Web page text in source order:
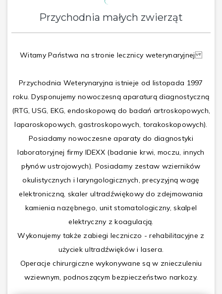
Przychodnia małych zwierząt
Witamy Państwa na stronie lecznicy weterynaryjnej
Przychodnia Weterynaryjna istnieje od listopada 1997
roku. Dysponujemy nowoczesną aparaturą diagnostyczną
(RTG, USG, EKG, endoskopową do badań artroskopowych,
laparoskopowych, gastroskopowych, torakoskopowych).
Posiadamy nowoczesne aparaty do diagnostyki
laboratoryjnej firmy IDEXX (badanie krwi, moczu, innych
płynów ustrojowych). Posiadamy zestaw wzierników
okulistycznych i laryngologicznych, precyzyjną wagę
elektroniczną, skaler ultradźwiękowy do zdejmowania
kamienia nazębnego, unit stomatologiczny, skalpel
elektryczny z koagulacją.
Wykonujemy także zabiegi leczniczo - rehabilitacyjne z
użyciek ultradźwięków i lasera.
Operacje chirurgiczne wykonywane są w znieczuleniu
wziewnym, podnoszącym bezpieczeństwo narkozy.